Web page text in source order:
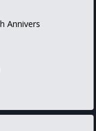
Annivers